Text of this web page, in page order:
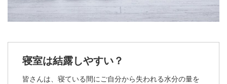
寝室は結露しやすい？
皆さんは、寝ている間にご自分から失われる水分の量を